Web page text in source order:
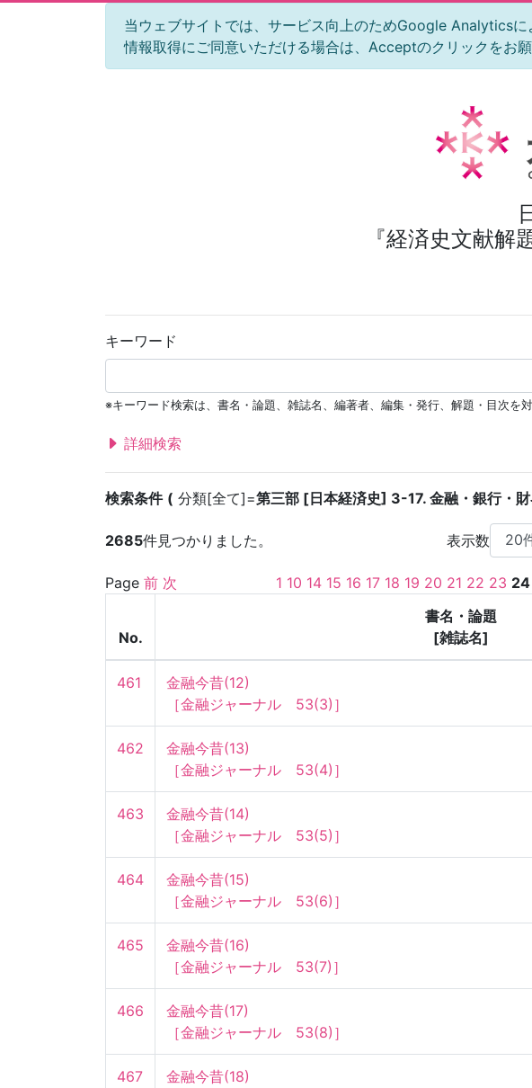
当ウェブサイトでは、サービス向上のためGoogle Analytics
情報取得にご同意いただける場合は、Acceptのクリックをお願
『経済史文献
キーワード
※キーワード検索は、書名・論題、雑誌名、編著者、編集・発行、解題・目次を
詳細検索
検索条件 分類[全て]=第三部 [日本経済史] 3-17. 金融・銀行・
2685件見つかりました。 表示数
Page 前 次 1 10 14 15 16 17 18 19 20 21 22 23 24
No.
書名・論題
[雑誌名]
461
金融今昔(12)
［金融ジャーナル　53(3)］
462
金融今昔(13)
［金融ジャーナル　53(4)］
463
金融今昔(14)
［金融ジャーナル　53(5)］
464
金融今昔(15)
［金融ジャーナル　53(6)］
465
金融今昔(16)
［金融ジャーナル　53(7)］
466
金融今昔(17)
［金融ジャーナル　53(8)］
467
金融今昔(18)